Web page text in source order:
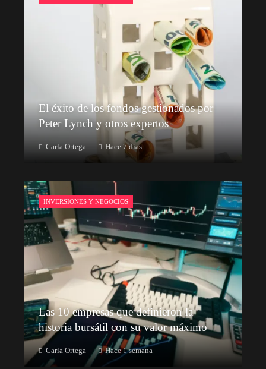
El éxito de los fondos gestionados por
Peter Lynch y otros expertos
Carla Ortega Hace 7 días
INVERSIONES Y NEGOCIOS
Las 10 empresas que definieron la
historia bursátil con su valor máximo
Carla Ortega Hace 1 semana